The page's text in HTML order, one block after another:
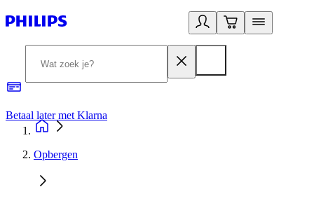
Betaal later met Klarna
Opbergen